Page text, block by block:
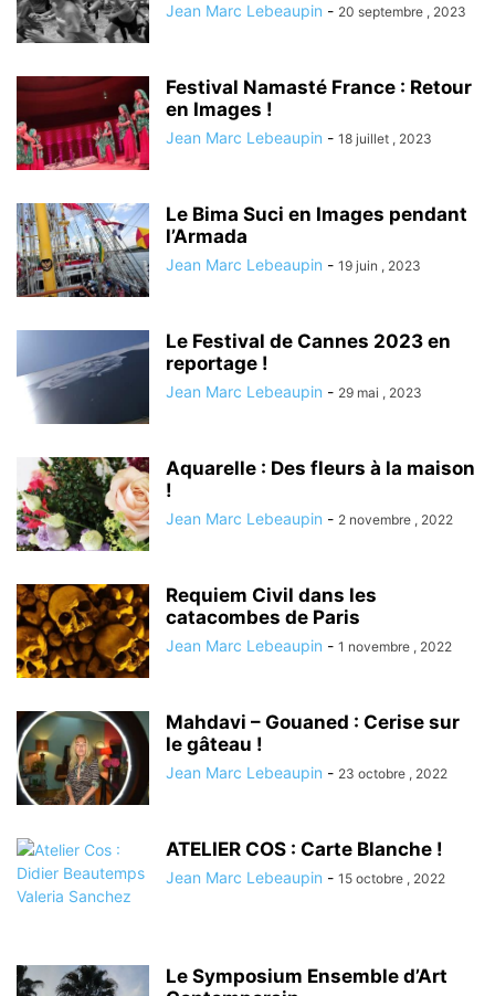
Jean Marc Lebeaupin - 20 septembre , 2023
Festival Namasté France : Retour
en Images !
Jean Marc Lebeaupin - 18 juillet , 2023
Le Bima Suci en Images pendant
l’Armada
Jean Marc Lebeaupin - 19 juin , 2023
Le Festival de Cannes 2023 en
reportage !
Jean Marc Lebeaupin - 29 mai , 2023
Aquarelle : Des fleurs à la maison
!
Jean Marc Lebeaupin - 2 novembre , 2022
Requiem Civil dans les
catacombes de Paris
Jean Marc Lebeaupin - 1 novembre , 2022
Mahdavi – Gouaned : Cerise sur
le gâteau !
Jean Marc Lebeaupin - 23 octobre , 2022
ATELIER COS : Carte Blanche !
Jean Marc Lebeaupin - 15 octobre , 2022
Le Symposium Ensemble d’Art